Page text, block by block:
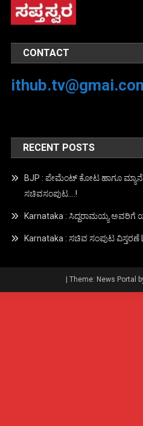
CONTACT
RECENT POSTS
BJP : ಪೇಮೆಂಟ್ ಕೋಟ ಹಾಗೂ
ಸಚಿವಸಂಪುಟ….!
Karnataka : ಸಿದ್ದರಾಮಯ್ಯ ಅವರಿಗೆ
Karnataka : ಸಚಿವ ಸಂಪುಟ ವಿಸ್ತರಣೆ
| Theme: News Portal